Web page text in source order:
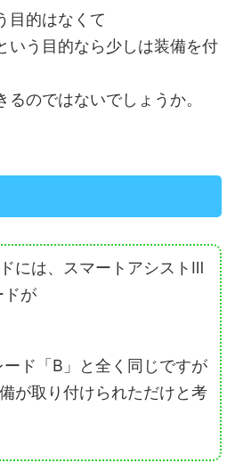
目的はなくて
いう目的なら少しは装備を付
のではないでしょうか。
には、スマートアシストⅢ
ドが
ド「B」と全く同じですが
が取り付けられただけと考